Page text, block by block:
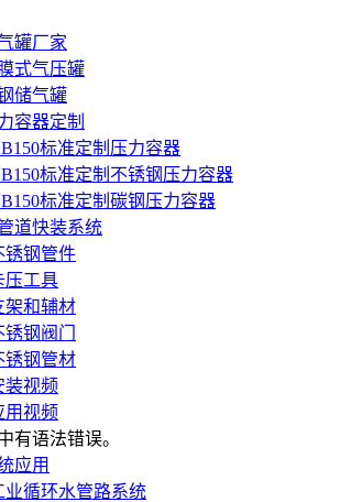
罐厂家
式气压罐
储气罐
容器定制
标准定制压力容器
标准定制不锈钢压力容器
标准定制碳钢压力容器
道快装系统
锈钢管件
压工具
架和辅材
锈钢阀门
锈钢管材
装视频
用视频
有语法错误。
应用
业循环水管路系统